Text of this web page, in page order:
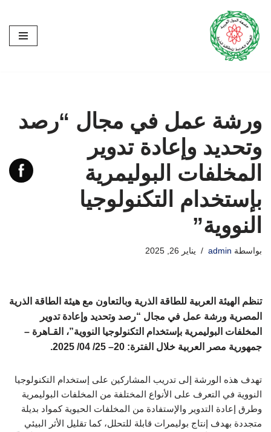
تخطى
إلى
المحتوى
ورشة عمل في مجال “رصد
وتحديد وإعادة تدوير
المخلفات البوليمرية
بإستخدام التكنولوجيا
النووية”
بواسطة admin يناير 26, 2025
تنظم الهيئة العربية للطاقة الذرية وبالتعاون مع هيئة الطاقة الذرية
المصرية ورشة عمل في مجال “رصد وتحديد وإعادة تدوير
المخلفات البوليمرية بإستخدام التكنولوجيا النووية”، القـاهرة –
جمهورية مصر العربية خلال الفترة: 20– 25/ 04/ 2025.
تهدف هذه الورشة إلى تدريب المشاركين على إستخدام التكنولوجيا
النووية في التعرف على الأنواع المختلفة من المخلفات البوليمرية
وطرق إعادة التدوير والإستفادة من المخلفات الحيوية كمواد بديلة
متجددة بهدف إنتاج بوليمرات قابلة للتحلل، كما تقليل الأثر البيئي